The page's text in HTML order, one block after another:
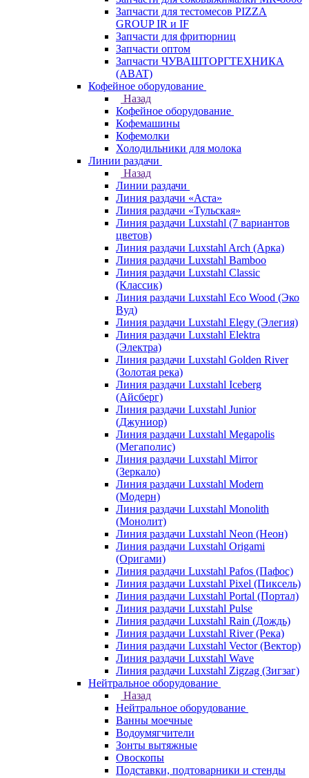
Запчасти для тестомесов PIZZA
GROUP IR и IF
Запчасти для фритюрниц
Запчасти оптом
Запчасти ЧУВАШТОРГТЕХНИКА
(ABAT)
Кофейное оборудование
Назад
Кофейное оборудование
Кофемашины
Кофемолки
Холодильники для молока
Линии раздачи
Назад
Линии раздачи
Линия раздачи «Аста»
Линия раздачи «Тульская»
Линия раздачи Luxstahl (7 вариантов
цветов)
Линия раздачи Luxstahl Arch (Арка)
Линия раздачи Luxstahl Bamboo
Линия раздачи Luxstahl Classic
(Классик)
Линия раздачи Luxstahl Eco Wood (Эко
Вуд)
Линия раздачи Luxstahl Elegy (Элегия)
Линия раздачи Luxstahl Elektra
(Электра)
Линия раздачи Luxstahl Golden River
(Золотая река)
Линия раздачи Luxstahl Iceberg
(Айсберг)
Линия раздачи Luxstahl Junior
(Джуниор)
Линия раздачи Luxstahl Megapolis
(Мегаполис)
Линия раздачи Luxstahl Mirror
(Зеркало)
Линия раздачи Luxstahl Modern
(Модерн)
Линия раздачи Luxstahl Monolith
(Монолит)
Линия раздачи Luxstahl Neon (Неон)
Линия раздачи Luxstahl Origami
(Оригами)
Линия раздачи Luxstahl Pafos (Пафос)
Линия раздачи Luxstahl Pixel (Пиксель)
Линия раздачи Luxstahl Portal (Портал)
Линия раздачи Luxstahl Pulse
Линия раздачи Luxstahl Rain (Дождь)
Линия раздачи Luxstahl River (Река)
Линия раздачи Luxstahl Vector (Вектор)
Линия раздачи Luxstahl Wave
Линия раздачи Luxstahl Zigzag (Зигзаг)
Нейтральное оборудование
Назад
Нейтральное оборудование
Ванны моечные
Водоумягчители
Зонты вытяжные
Овоскопы
Подставки, подтоварники и стенды